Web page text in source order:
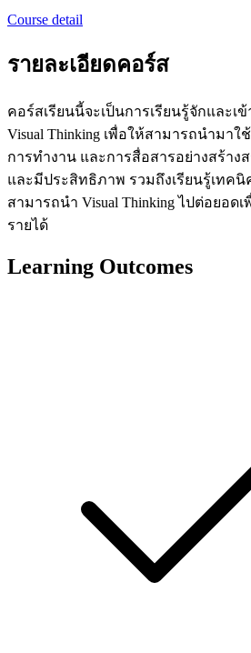
Course detail
รายละเอียดคอร์ส
คอร์สเรียนนี้จะเป็นการเรียนรู้จักและเ
Visual Thinking เพื่อให้สามารถนำมา
การทำงาน และการสื่อสารอย่างสร้าง
และมีประสิทธิภาพ รวมถึงเรียนรู้เทคนิ
สามารถนำ Visual Thinking ไปต่อยอด
รายได้
Learning Outcomes